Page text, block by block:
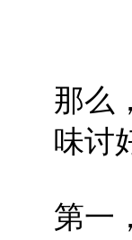
那么
味讨
第一